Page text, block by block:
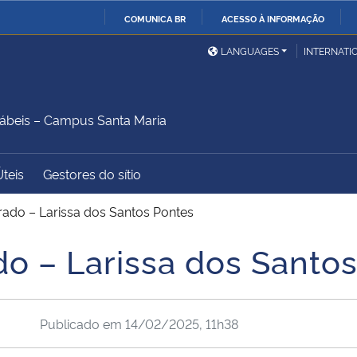
COMUNICA BR ACESSO À INFORMAÇÃO
Ministério da Defesa
Ministério das Relações
Exteriores
Ministério do
Desenvolvimento Regional
Advocacia-Geral da União Banco Central do Brasil
LANGUAGES
– Campus Santa Maria
Gestores do sítio
– Larissa dos Santos Pontes
– Larissa dos
Publicado em 14/02/2025, 11h38